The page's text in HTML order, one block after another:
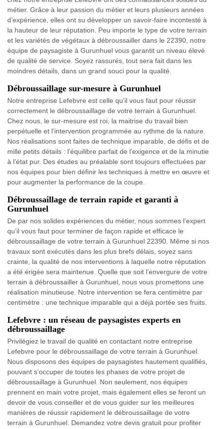
métier. Grâce à leur passion du métier et leurs plusieurs années
d’expérience, elles ont su développer un savoir-faire incontesté à
la hauteur de leur réputation. Peu importe le type de votre terrain
et les variétés de végétaux à débroussailler dans le 22390, notre
équipe de paysagiste à Gurunhuel vous garantit un niveau élevé
de qualité de service. Soyez rassurés, tout sera fait dans les
moindres détails, dans un grand souci pour la qualité.
Débroussaillage sur-mesure à Gurunhuel
Notre entreprise Lefebvre est celle qu’il vous faut pour réussir
correctement le débroussaillage de votre terrain à Gurunhuel.
Chez nous, le sur-mesure est roi, la maitrise du travail bien
perpétuelle et l’intervention programmée au rythme de la nature.
Nos réalisations sont faites de technique imparable, de défis et de
mille petits détails : l’équilibre parfait de l’exigence et de la minutie
à l’état pur. Des études au préalable sont toujours effectuées par
nos équipes pour bien définir les techniques à mettre en œuvre et
pour augmenter la performance de la coupe.
Débroussaillage de terrain rapide et garanti à
Gurunhuel
De par nos solides expériences du métier, nous sommes l’expert
qu’il vous faut pour terminer de façon rapide et efficace le
débroussaillage de votre terrain à Gurunhuel 22390. Même si nos
travaux sont exécutés dans les plus brefs délais, soyez sans
crainte, la qualité de nos interventions à laquelle notre réputation
a été érigée sera maintenue. Quelle que soit l’envergure de votre
terrain à débroussailler à Gurunhuel, nous vous promettons une
réalisation minutieuse. Notre intervention se fera centimètre par
centimètre : une technique imparable qui a déjà portée ses fruits.
Lefebvre : un réseau de paysagistes experts en
débroussaillage
Privilégiez le travail de qualité en contactant notre entreprise
Lefebvre pour le débroussaillage de votre terrain à Gurunhuel.
Nous disposons des équipes de paysagistes hautement qualifiés,
pouvant s’occuper de toutes les phases de votre projet de
débroussaillage à Gurunhuel. Non seulement, nos équipes
prennent en main votre projet, mais également elles se feront un
devoir de vous conseiller et de vous guider sur les meilleures
manières de réussir rapidement le débroussaillage de votre
terrain à Gurunhuel. Demandez votre devis gratuit pour profiter